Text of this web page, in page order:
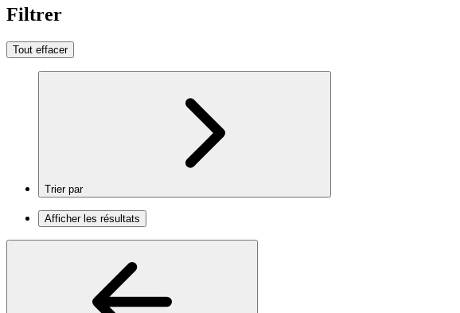
Filtrer
Tout effacer
Trier par
Afficher les résultats